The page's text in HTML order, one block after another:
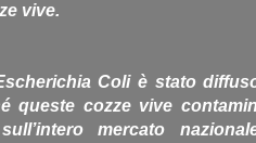
vive.
Coli è stato
queste cozze vive
mercato